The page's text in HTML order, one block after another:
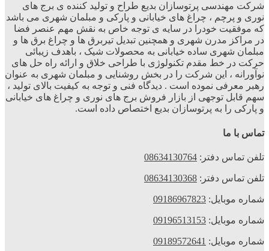
شرکت مهندسی پرتوسازان بدیع طراح و تولید کننده ی برج های
نوری و پرچم ، چراغ های خیابانی و پارکی و مبلمان شهری می باشد
که موفقیت خودرا در سایه ی توجه خاص به نقش مهم عنصر فضا
در مراکز مدرن شهری و همچنین تبدیل تیربرق ها و چراغ برق ها و
مبلمان شهری ساده خیابانی به محصولات شیک ، باهدف زیبائی
حرکت در خط مقدم تکنولوژی با طراحی خلاق و ارائه راه حل های
نوآورانه ، این شرکت را در بخش روشنایی و مبلمان شهری به عنوان
رهبر معرفی نموده است . دیدگاه فنی و توجه به کیفیت بالای تولید ،
سهم قابل توجهی از بازار فروش برج های نوری و چراغ های خیابانی
و پارکی را به پرتوسازان بدیع اختصاص داده است.
تماس با ما
تلفن تماس دفتر: 08634130764
تلفن تماس دفتر: 08634130368
شماره موبایل: 09186967823
شماره موبایل: 09196513153
شماره موبایل: 09189572641